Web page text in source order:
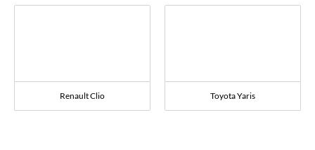
Renault Clio Toyota Yaris